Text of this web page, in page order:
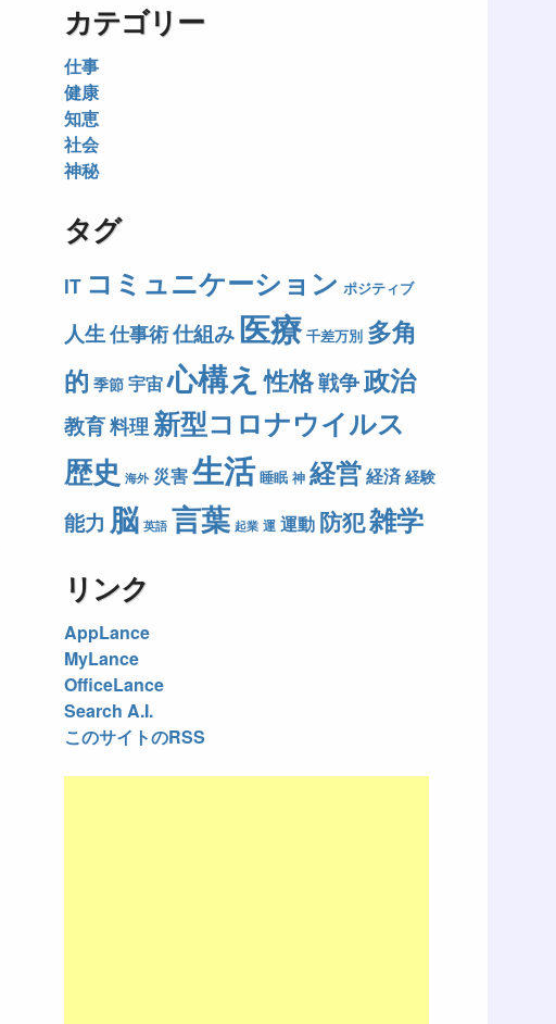
カテゴリー
仕事
健康
知恵
社会
神秘
タグ
IT コミュニケーション ポジティブ
人生仕事術仕組み医療 千差万別 多角
的 季節 宇宙心構え 性格戦争政治
教育料理 新型コロナウイルス
歴史 海外 災害生活 睡眠 神 経営経済 経験
能力 脳 英語 言葉 起業 運 運動 防犯雑学
リンク
AppLance
MyLance
OfficeLance
Search A.I.
このサイトのRSS